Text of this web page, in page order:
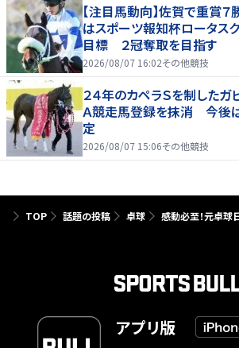
【注目馬動向】佐賀で重賞７
はスポーツ報知杯ロータス
目標 ２冠奪取を目指す
2026/08/07 16:02その他競技
２４年のカペラＳを制したガ
Ａ競走馬登録を抹消 今後
定
2026/08/07 15:06その他競技
TOP 話題の投稿 卓球 感動必至！元卓球
アプリ版